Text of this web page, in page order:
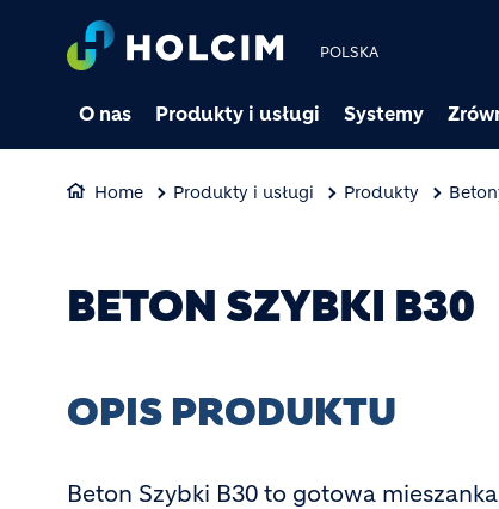
POLSKA
O nas Produkty i usługi Systemy
Home Produkty i usługi Produkty
BETON SZYBKI B30
OPIS PRODUKTU
Beton Szybki B30 to gotowa